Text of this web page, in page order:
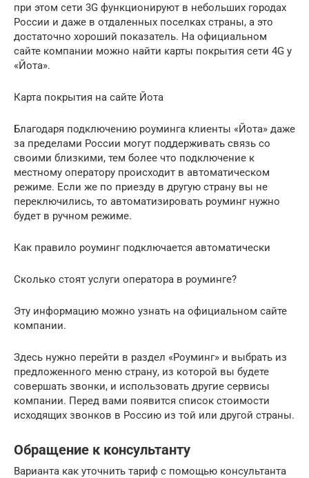
при этом сети 3G функционируют в небольших городах
России и даже в отдаленных поселках страны, а это
достаточно хороший показатель. На официальном
сайте компании можно найти карты покрытия сети 4G у
«Йота».
Карта покрытия на сайте Йота
Благодаря подключению роуминга клиенты «Йота» даже
за пределами России могут поддерживать связь со
своими близкими, тем более что подключение к
местному оператору происходит в автоматическом
режиме. Если же по приезду в другую страну вы не
переключились, то автоматизировать роуминг нужно
будет в ручном режиме.
Как правило роуминг подключается автоматически
Сколько стоят услуги оператора в роуминге?
Эту информацию можно узнать на официальном сайте
компании.
Здесь нужно перейти в раздел «Роуминг» и выбрать из
предложенного меню страну, из которой вы будете
совершать звонки, и использовать другие сервисы
компании. Перед вами появится список стоимости
исходящих звонков в Россию из той или другой страны.
Обращение к консультанту
Варианта как уточнить тариф с помощью консультанта